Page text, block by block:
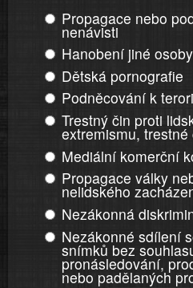
Propagace nebo
nenávisti
Hanobení jiné osoby
Dětská pornografie
Podněcování k
Trestný čin proti
extremismu, trestné
Mediální komerční
Propagace války
nelidského
Nezákonná
Nezákonné sdílení
snímků bez
pronásledování,
nebo padělaných